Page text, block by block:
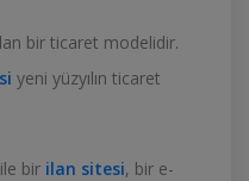
bir ticaret modelidir.
yeni yüzyılın ticaret
bir ilan sitesi, bir e-